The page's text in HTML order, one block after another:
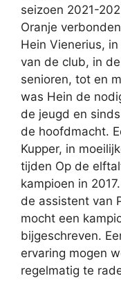
seizoen 2021-
Oranje
Hein Vienerius,
van de club, in
senioren, tot en
was Hein de
de jeugd en
de hoofdmacht.
Kupper, in
tijden Op de
kampioen in
de assistent van
mocht een
bijgeschreven.
ervaring mogen
regelmatig te